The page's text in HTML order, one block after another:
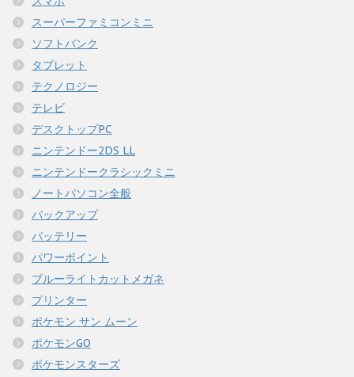
スーパーファミコンミニ
ソフトバンク
タブレット
テクノロジー
テレビ
デスクトップPC
ニンテンドー2DS LL
ニンテンドークラシックミニ
ノートパソコン全般
バックアップ
バッテリー
パワーポイント
ブルーライトカットメガネ
プリンター
ポケモン サン ムーン
ポケモンGO
ポケモンスターズ